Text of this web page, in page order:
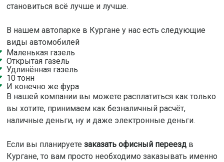
становиться всё лучше и лучше.
В нашем автопарке в Кургане у нас есть следующие
виды автомобилей
Маленькая газель
Открытая газель
Удлинённая газель
10 тонн
И конечно же фура
В нашей компании вы можете расплатиться как только
вы хотите, принимаем как безналичный расчёт,
наличные деньги, ну и даже электронные деньги.
Если вы планируете заказать офисный переездв
Кургане, то вам просто необходимо заказывать именно